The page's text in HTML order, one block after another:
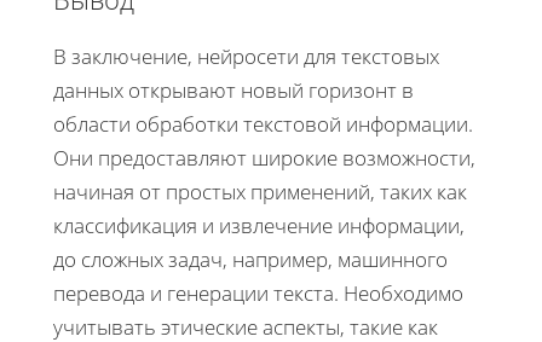
В заключение, нейросети для текстовых
данных открывают новый горизонт в
области обработки текстовой информации.
Они предоставляют широкие возможности,
начиная от простых применений, таких как
классификация и извлечение информации,
до сложных задач, например, машинного
перевода и генерации текста. Необходимо
учитывать этические аспекты, такие как